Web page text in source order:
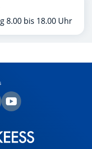
8.00 bis 18.00 Uhr